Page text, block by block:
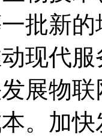
批新
现代
展物
。加